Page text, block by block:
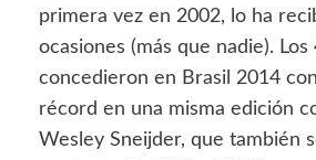
primera vez en 2002, lo ha
ocasiones (más que nadie). Los
concedieron en Brasil 2014
récord en una misma edición
Wesley Sneijder, que también